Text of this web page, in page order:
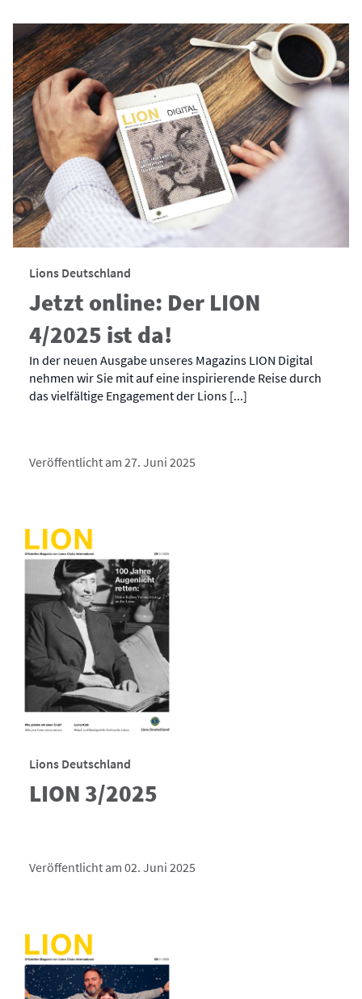
Lions Deutschland
Jetzt online: Der LION
4/2025 ist da!
In der neuen Ausgabe unseres Magazins LION Digital
nehmen wir Sie mit auf eine inspirierende Reise durch
das vielfältige Engagement der Lions [...]
Veröffentlicht am 27. Juni 2025
Lions Deutschland
LION 3/2025
Veröffentlicht am 02. Juni 2025